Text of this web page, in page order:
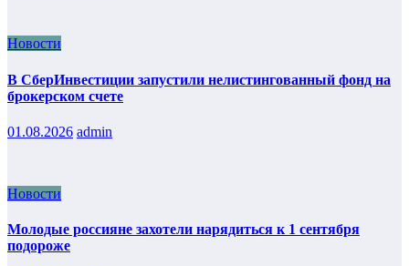
Новости
В СберИнвестиции запустили нелистингованный фонд на
брокерском счете
01.08.2026 admin
Новости
Молодые россияне захотели нарядиться к 1 сентября
подороже